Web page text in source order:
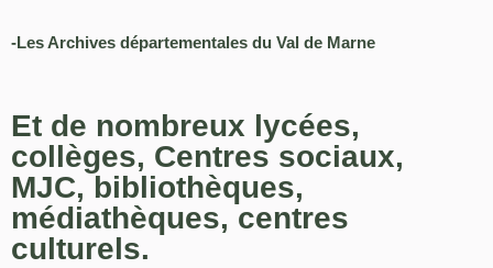
-Les Archives départementales du Val de Marne
Et de nombreux lycées,
collèges, Centres sociaux,
MJC, bibliothèques,
médiathèques, centres
culturels.